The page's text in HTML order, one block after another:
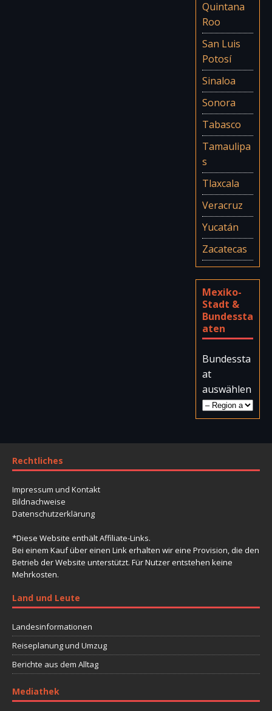
Quintana
Roo
San Luis
Potosí
Sinaloa
Sonora
Tabasco
Tamaulipa
s
Tlaxcala
Veracruz
Yucatán
Zacatecas
Mexiko-
Stadt &
Bundessta
aten
Bundessta
at
auswählen
Rechtliches
Impressum und Kontakt
Bildnachweise
Datenschutzerklärung
*Diese Website enthält Affiliate-Links.
Bei einem Kauf über einen Link erhalten wir eine Provision, die den
Betrieb der Website unterstützt. Für Nutzer entstehen keine
Mehrkosten.
Land und Leute
Landesinformationen
Reiseplanung und Umzug
Berichte aus dem Alltag
Mediathek